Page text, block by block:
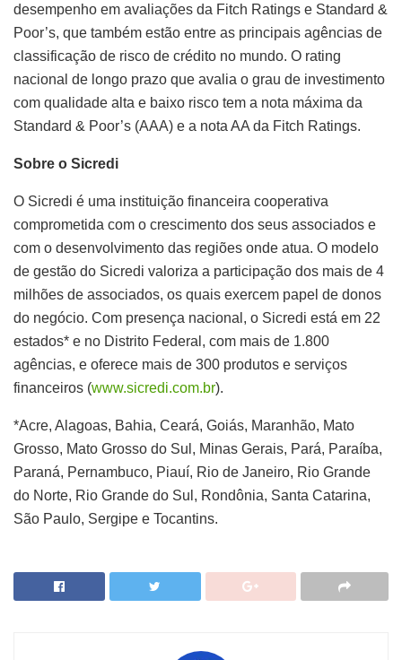
desempenho em avaliações da Fitch Ratings e Standard &
Poor’s, que também estão entre as principais agências de
classificação de risco de crédito no mundo. O rating
nacional de longo prazo que avalia o grau de investimento
com qualidade alta e baixo risco tem a nota máxima da
Standard & Poor’s (AAA) e a nota AA da Fitch Ratings.
Sobre o Sicredi
O Sicredi é uma instituição financeira cooperativa
comprometida com o crescimento dos seus associados e
com o desenvolvimento das regiões onde atua. O modelo
de gestão do Sicredi valoriza a participação dos mais de 4
milhões de associados, os quais exercem papel de donos
do negócio. Com presença nacional, o Sicredi está em 22
estados* e no Distrito Federal, com mais de 1.800
agências, e oferece mais de 300 produtos e serviços
financeiros (www.sicredi.com.br).
*Acre, Alagoas, Bahia, Ceará, Goiás, Maranhão, Mato
Grosso, Mato Grosso do Sul, Minas Gerais, Pará, Paraíba,
Paraná, Pernambuco, Piauí, Rio de Janeiro, Rio Grande
do Norte, Rio Grande do Sul, Rondônia, Santa Catarina,
São Paulo, Sergipe e Tocantins.